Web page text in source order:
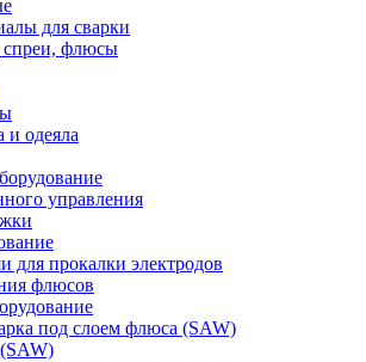
для сварки
спреи, флюсы
и одеяла
управления
для прокалки электродов
флюсов
под слоем флюса (SAW)